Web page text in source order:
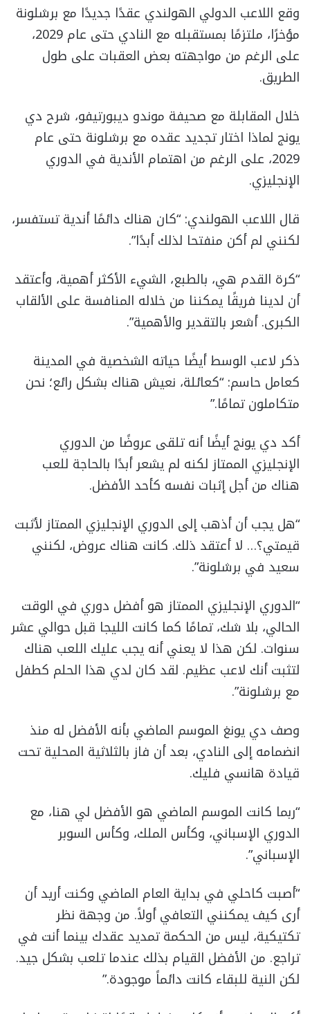
وقع اللاعب الدولي الهولندي عقدًا جديدًا مع برشلونة
مؤخرًا، ملتزمًا بمستقبله مع النادي حتى عام 2029،
على الرغم من مواجهته بعض العقبات على طول
الطريق.
خلال المقابلة مع صحيفة موندو ديبورتيفو، شرح دي
يونج لماذا اختار تجديد عقده مع برشلونة حتى عام
2029، على الرغم من اهتمام الأندية في الدوري
الإنجليزي.
قال اللاعب الهولندي: “كان هناك دائمًا أندية تستفسر،
لكنني لم أكن منفتحا لذلك أبدًا”.
“كرة القدم هي، بالطبع، الشيء الأكثر أهمية، وأعتقد
أن لدينا فريقًا يمكننا من خلاله المنافسة على الألقاب
الكبرى. أشعر بالتقدير والأهمية”.
ذكر لاعب الوسط أيضًا حياته الشخصية في المدينة
كعامل حاسم: “كعائلة، نعيش هناك بشكل رائع؛ نحن
متكاملون تمامًا.”
أكد دي يونج أيضًا أنه تلقى عروضًا من الدوري
الإنجليزي الممتاز لكنه لم يشعر أبدًا بالحاجة للعب
هناك من أجل إثبات نفسه كأحد الأفضل.
“هل يجب أن أذهب إلى الدوري الإنجليزي الممتاز لأثبت
قيمتي؟… لا أعتقد ذلك. كانت هناك عروض، لكنني
سعيد في برشلونة”.
“الدوري الإنجليزي الممتاز هو أفضل دوري في الوقت
الحالي، بلا شك، تمامًا كما كانت الليجا قبل حوالي عشر
سنوات. لكن هذا لا يعني أنه يجب عليك اللعب هناك
لتثبت أنك لاعب عظيم. لقد كان لدي هذا الحلم كطفل
مع برشلونة”.
وصف دي يونغ الموسم الماضي بأنه الأفضل له منذ
انضمامه إلى النادي، بعد أن فاز بالثلاثية المحلية تحت
قيادة هانسي فليك.
“ربما كانت الموسم الماضي هو الأفضل لي هنا، مع
الدوري الإسباني، وكأس الملك، وكأس السوبر
الإسباني”.
“أصبت كاحلي في بداية العام الماضي وكنت أريد أن
أرى كيف يمكنني التعافي أولاً. من وجهة نظر
تكتيكية، ليس من الحكمة تمديد عقدك بينما أنت في
تراجع. من الأفضل القيام بذلك عندما تلعب بشكل جيد.
لكن النية للبقاء كانت دائماً موجودة.”